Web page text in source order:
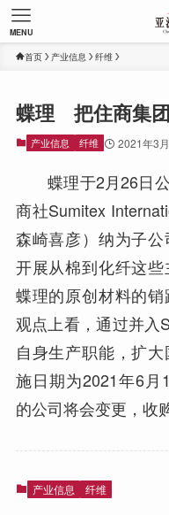
MENU
首页 产业信息 纤维
蝶理 把住商集
产业信息 纤维 2021年3
蝶理于2月26日公
商社Sumitex
森崎喜彦）纳为子
开展从棉到化纤这
蝶理的原创材料的
观点上看，通过并入
自身生产职能，扩
施日期为2021年6月
的公司将会变更，收
产业信息 纤维